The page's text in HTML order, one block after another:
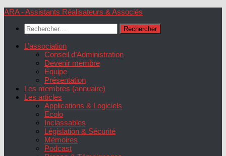
Skip
content
ARA - Assistants Réalisateurs & Associés
Rechercher :
L’association
Conseil d’Administration
Devenir membre
Équipe
Présentation
Les membres (annuaire)
Les articles
Applications & Logiciels
Ecolo
Inclassables
Législation & Sécurité
Mémoires
Podcast